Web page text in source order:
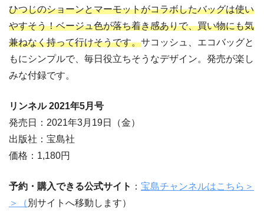
ひつじのショーンとマーモットがコラボしたバッグは使い
やすそう！ベージュ色が落ち着き感ありで、買い物にも気
兼ねなく持って行けそうです。サコッシュ、エコバッグと
もにシンプルで、毎日役立ちそうなデザイン。発売が楽し
みな付録です。
リンネル 2021年5月号
発売日：2021年3月19日（金）
出版社：宝島社
価格：1,180円
予約・購入できる公式サイト ： 宝島チャンネルはこちら＞
＞（ 別サイトへ移動します）